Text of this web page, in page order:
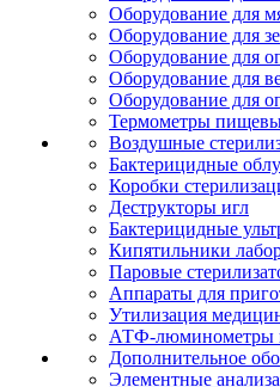
Оборудование для
Оборудование для
Оборудование для
Оборудование для
Оборудование для
Термометры
Воздушные
Бактерицидные
Коробки
Деструкторы игл
Бактерицидные
Кипятильники
Паровые
Аппараты для
Утилизация
АТФ-люминометры
Дополнительное
Элементные